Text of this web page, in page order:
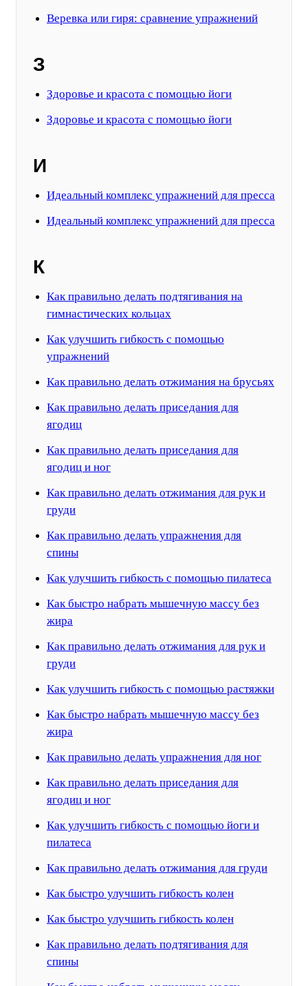
Веревка или гиря: сравнение упражнений
З
Здоровье и красота с помощью йоги
Здоровье и красота с помощью йоги
И
Идеальный комплекс упражнений для пресса
Идеальный комплекс упражнений для пресса
К
Как правильно делать подтягивания на
гимнастических кольцах
Как улучшить гибкость с помощью
упражнений
Как правильно делать отжимания на брусьях
Как правильно делать приседания для
ягодиц
Как правильно делать приседания для
ягодиц и ног
Как правильно делать отжимания для рук и
груди
Как правильно делать упражнения для
спины
Как улучшить гибкость с помощью пилатеса
Как быстро набрать мышечную массу без
жира
Как правильно делать отжимания для рук и
груди
Как улучшить гибкость с помощью растяжки
Как быстро набрать мышечную массу без
жира
Как правильно делать упражнения для ног
Как правильно делать приседания для
ягодиц и ног
Как улучшить гибкость с помощью йоги и
пилатеса
Как правильно делать отжимания для груди
Как быстро улучшить гибкость колен
Как быстро улучшить гибкость колен
Как правильно делать подтягивания для
спины